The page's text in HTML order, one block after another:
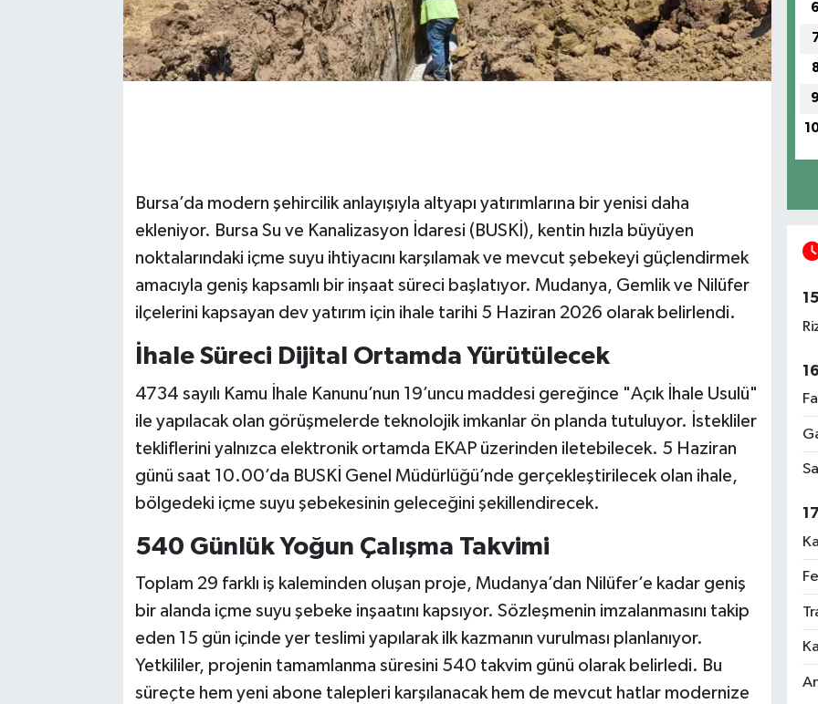
Bursa’da modern şehircilik anlayışıyla altyapı yatırımlarına bir yenisi daha
ekleniyor. Bursa Su ve Kanalizasyon İdaresi (BUSKİ), kentin hızla büyüyen
noktalarındaki içme suyu ihtiyacını karşılamak ve mevcut şebekeyi güçlendirmek
amacıyla geniş kapsamlı bir inşaat süreci başlatıyor. Mudanya, Gemlik ve Nilüfer
ilçelerini kapsayan dev yatırım için ihale tarihi 5 Haziran 2026 olarak belirlendi.
İhale Süreci Dijital Ortamda Yürütülecek
4734 sayılı Kamu İhale Kanunu’nun 19’uncu maddesi gereğince "Açık İhale Usulü"
ile yapılacak olan görüşmelerde teknolojik imkanlar ön planda tutuluyor. İstekliler
tekliflerini yalnızca elektronik ortamda EKAP üzerinden iletebilecek. 5 Haziran
günü saat 10.00’da BUSKİ Genel Müdürlüğü’nde gerçekleştirilecek olan ihale,
bölgedeki içme suyu şebekesinin geleceğini şekillendirecek.
540 Günlük Yoğun Çalışma Takvimi
Toplam 29 farklı iş kaleminden oluşan proje, Mudanya’dan Nilüfer’e kadar geniş
bir alanda içme suyu şebeke inşaatını kapsıyor. Sözleşmenin imzalanmasını takip
eden 15 gün içinde yer teslimi yapılarak ilk kazmanın vurulması planlanıyor.
Yetkililer, projenin tamamlanma süresini 540 takvim günü olarak belirledi. Bu
süreçte hem yeni abone talepleri karşılanacak hem de mevcut hatlar modernize
6
9